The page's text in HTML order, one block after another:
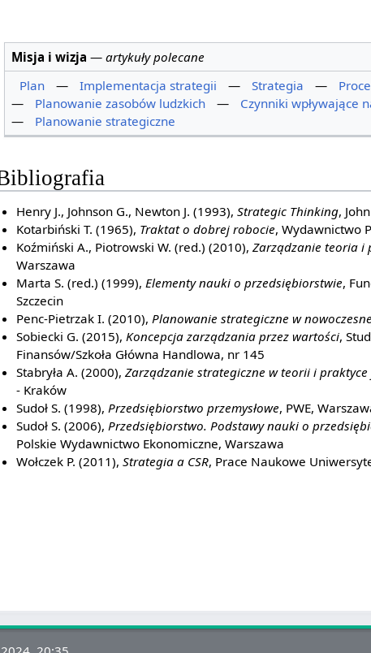
Misja i wizja — artykuły polecane
Plan
— Implementacja strategii — Strategia —
—
Planowanie zasobów ludzkich — Czynniki wpływające
—
Planowanie strategiczne
Henry J., Johnson G., Newton J. (1993), Strategic Thinking,
Kotarbiński T. (1965), Traktat o dobrej robocie, Wydawnictwo
Koźmiński A., Piotrowski W. (red.) (2010), Zarządzanie teoria i
Warszawa
Marta S. (red.) (1999), Elementy nauki o przedsiębiorstwie,
Szczecin
Penc-Pietrzak I. (2010), Planowanie strategiczne w
Sobiecki G. (2015), Koncepcja zarządzania przez wartości,
Finansów/Szkoła Główna Handlowa, nr 145
Stabryła A. (2000), Zarządzanie strategiczne w teorii i
- Kraków
Sudoł S. (1998), Przedsiębiorstwo przemysłowe, PWE,
Sudoł S. (2006), Przedsiębiorstwo. Podstawy nauki o
Polskie Wydawnictwo Ekonomiczne, Warszawa
Wołczek P. (2011), Strategia a CSR, Prace Naukowe